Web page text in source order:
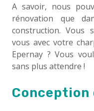
A savoir, nous
rénovation que
construction. Vous
vous avec votre
Epernay ? Vous
sans plus attendre !
Conception